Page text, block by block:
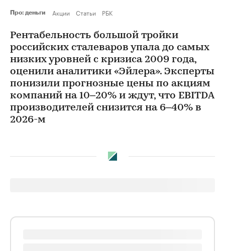
Про: деньги Акции Статьи РБК
Рентабельность большой тройки
российских сталеваров упала до самых
низких уровней с кризиса 2009 года,
оценили аналитики «Эйлера». Эксперты
понизили прогнозные цены по акциям
компаний на 10–20% и ждут, что EBITDA
производителей снизится на 6–40% в
2026-м